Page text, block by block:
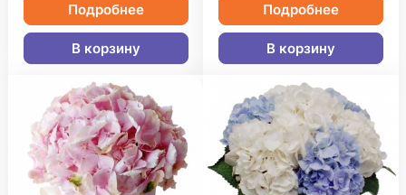
Подробнее
В корзину
Подробнее
В корзину